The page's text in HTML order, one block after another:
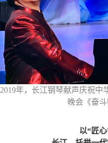
2019年，长江钢琴献声庆祝中
晚会《奋斗
以“匠